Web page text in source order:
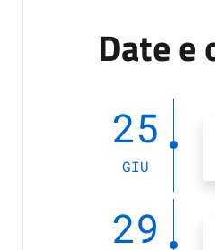
Date e
25
GIU
29